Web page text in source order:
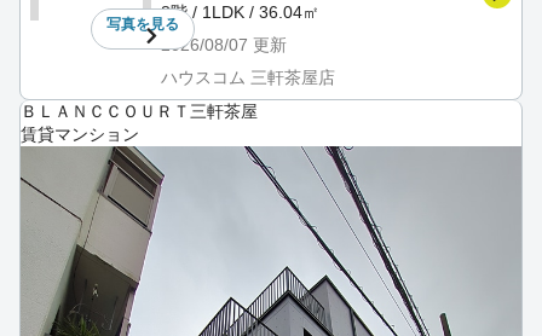
写真を見る
8階 / 1LDK / 36.04㎡
2026/08/07 更新
ハウスコム 三軒茶屋店
ＢＬＡＮＣＣＯＵＲＴ三軒茶屋
賃貸マンション